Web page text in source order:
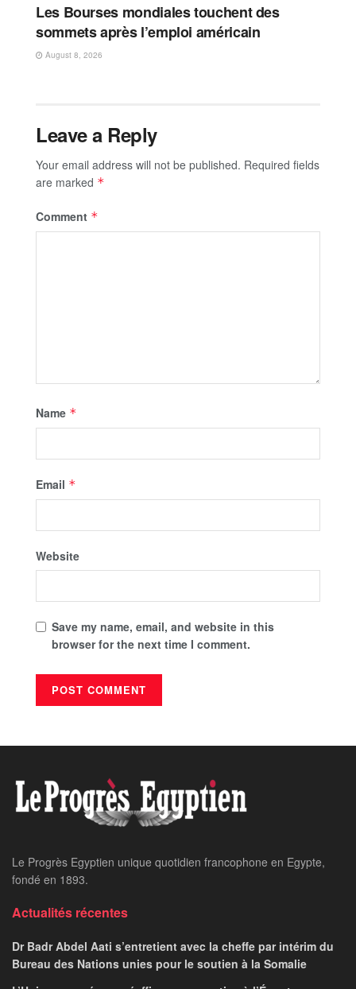
Les Bourses mondiales touchent des
sommets après l’emploi américain
August 8, 2026
Leave a Reply
Your email address will not be published. Required fields
are marked *
Comment *
Name *
Email *
Website
Save my name, email, and website in this
browser for the next time I comment.
Le Progrès Egyptien unique quotidien francophone en Egypte,
fondé en 1893.
Actualités récentes
Dr Badr Abdel Aati s’entretient avec la cheffe par intérim du
Bureau des Nations unies pour le soutien à la Somalie